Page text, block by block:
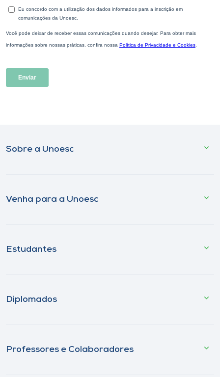
Sobre a Unoesc
Venha para a Unoesc
Estudantes
Diplomados
Professores e Colaboradores